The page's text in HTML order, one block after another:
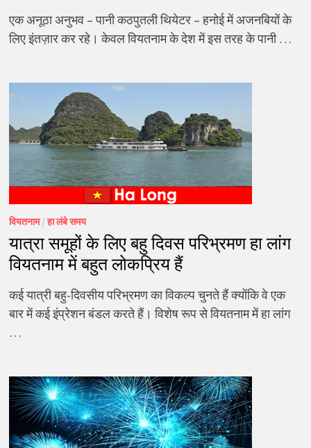
एक अनूठा अनुभव – पानी कठपुतली थियेटर – हनोई में अजनबियों के
लिए इंतज़ार कर रहे। केवल वियतनाम के देश में इस तरह के पानी …
वियतनाम/हा लंबे समय
यात्रा समूहों के लिए बहु दिवस परिभ्रमण हा लांग
वियतनाम में बहुत लोकप्रिय हैं
कई यात्री बहु-दिवसीय परिभ्रमण का विकल्प चुनते हैं क्योंकि वे एक
बार में कई इंप्रेशन बंडल करते हैं। विशेष रूप से वियतनाम में हा लांग
…